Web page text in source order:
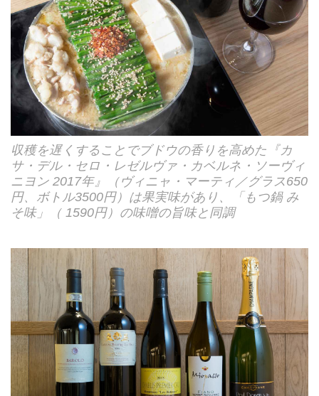
収穫を遅くすることでブドウの香りを高めた『カ
サ・デル・セロ・レゼルヴァ・カベルネ・ソーヴィ
ニヨン 2017年』（ヴィニャ・マーティ／グラス650
円、ボトル3500円）は果実味があり、「もつ鍋 み
そ味」（ 1590円）の味噌の旨味と同調